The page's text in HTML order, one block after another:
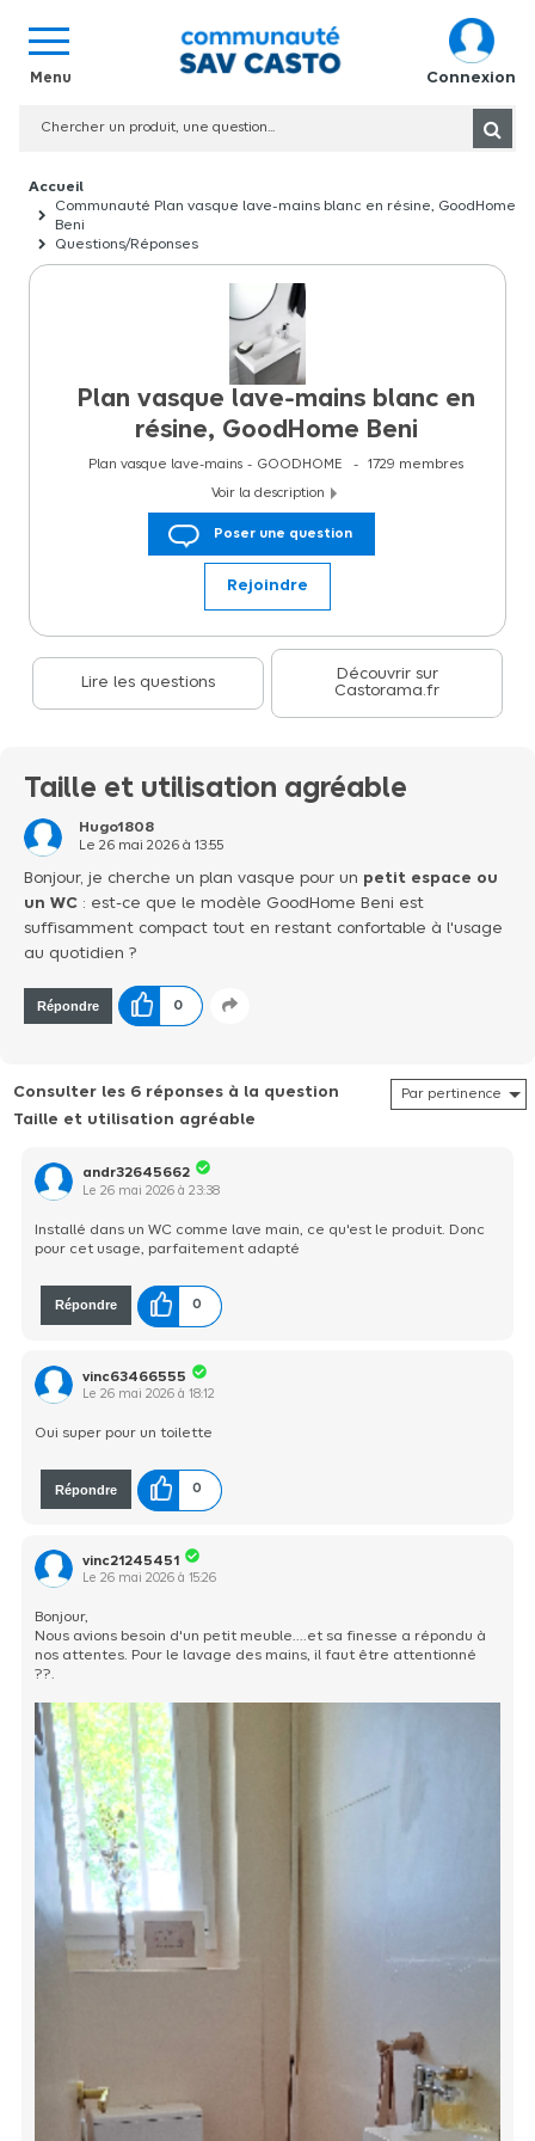
Connexion
Communauté Plan vasque lave-mains blanc en résine, GoodHome
Beni
Questions/Réponses
Plan vasque lave-mains blanc en
résine, GoodHome Beni
Plan vasque lave-mains GOODHOME 1729 membres
Voir la description
Compatible avec les meubles lave-mains suspendus ou à poser
Poser une question
Rejoindre
Lire les questions
Découvrir sur
Castorama.fr
Taille et utilisation agréable
Hugo1808
Le 26 mai 2026à 13:55
Bonjour, je cherche un plan vasque pour un petit espace ou
un WC : est-ce que le modèle GoodHome Beni est
suffisamment compact tout en restant confortable à l'usage
au quotidien ?
Répondre 0
Consulter les 6 réponses à la question
Taille et utilisation agréable
andr32645662
Le26 mai 2026 à23:38
Installé dans un WC comme lave main, ce qu'est le produit. Donc
pour cet usage, parfaitement adapté
Répondre 0
vinc63466555
Le26 mai 2026 à18:12
Oui super pour un toilette
Répondre 0
vinc21245451
Le26 mai 2026 à15:26
Bonjour,
Nous avions besoin d'un petit meuble....et sa finesse a répondu à
nos attentes. Pour le lavage des mains, il faut être attentionné
??.